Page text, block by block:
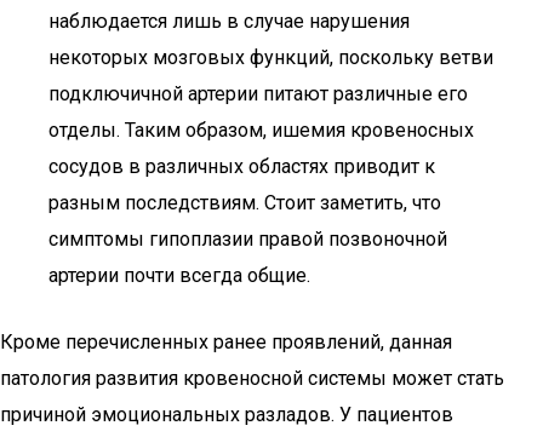
наблюдается лишь в случае нарушения
некоторых мозговых функций, поскольку ветви
подключичной артерии питают различные его
отделы. Таким образом, ишемия кровеносных
сосудов в различных областях приводит к
разным последствиям. Стоит заметить, что
симптомы гипоплазии правой позвоночной
артерии почти всегда общие.
Кроме перечисленных ранее проявлений, данная
патология развития кровеносной системы может стать
причиной эмоциональных разладов. У пациентов